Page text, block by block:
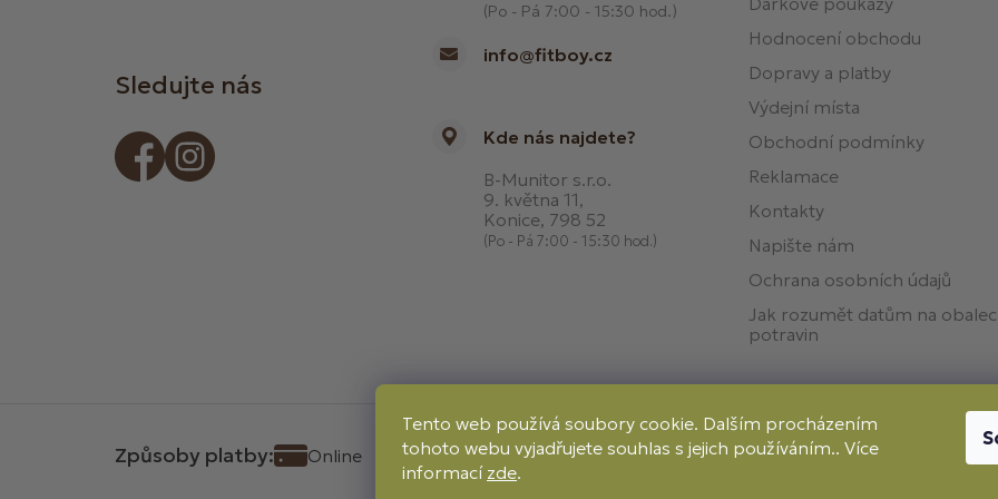
Tento web používá soubory cookie. Dalším procházením
tohoto webu vyjadřujete souhlas s jejich používáním.. Více
informací zde.
Sledujte nás
(Po - Pá 7:00 - 15:30 hod.)
info@fitboy.cz
Kde nás najdete?
B-Munitor s.r.o.
9. května 11,
Konice, 798 52
(Po - Pá 7:00 - 15:30 hod.)
Hodnocení obchodu
Dopravy a platby
Výdejní místa
Obchodní podmínky
Reklamace
Kontakty
Napište nám
Ochrana osobních údajů
Jak rozumět datům na
potravin
Způsoby platby: Online Převod Dobírka